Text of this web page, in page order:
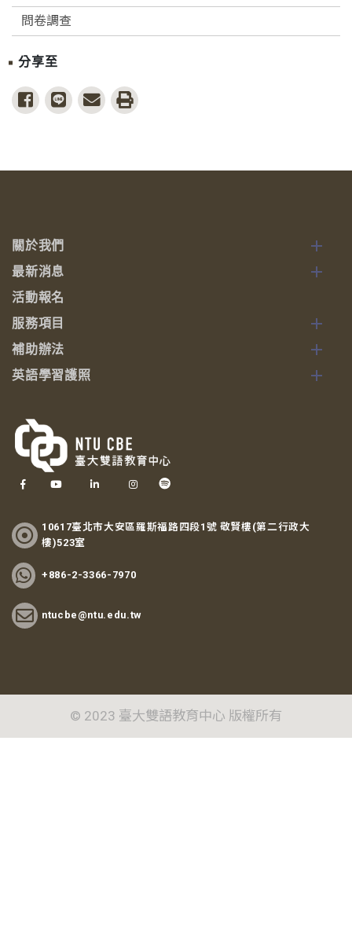
問卷調查
分享至
share to facebook
share to line
share to email
print
10617臺北市大安區羅斯福路四段1號 敬賢樓(第二行政大
樓)523室
+886-2-3366-7970
ntucbe@ntu.edu.tw
關於我們
最新消息
活動報名
服務項目
補助辦法
英語學習護照
© 2023 臺大雙語教育中心 版權所有